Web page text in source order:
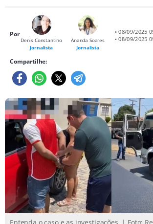
Por
Denis Constantino
Jornalista
Ananda Soares
Jornalista
• 08/09/2025
• 08/09/2025
Compartilhe: